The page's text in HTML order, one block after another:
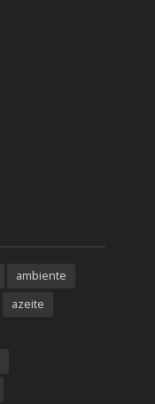
ambiente
azeite